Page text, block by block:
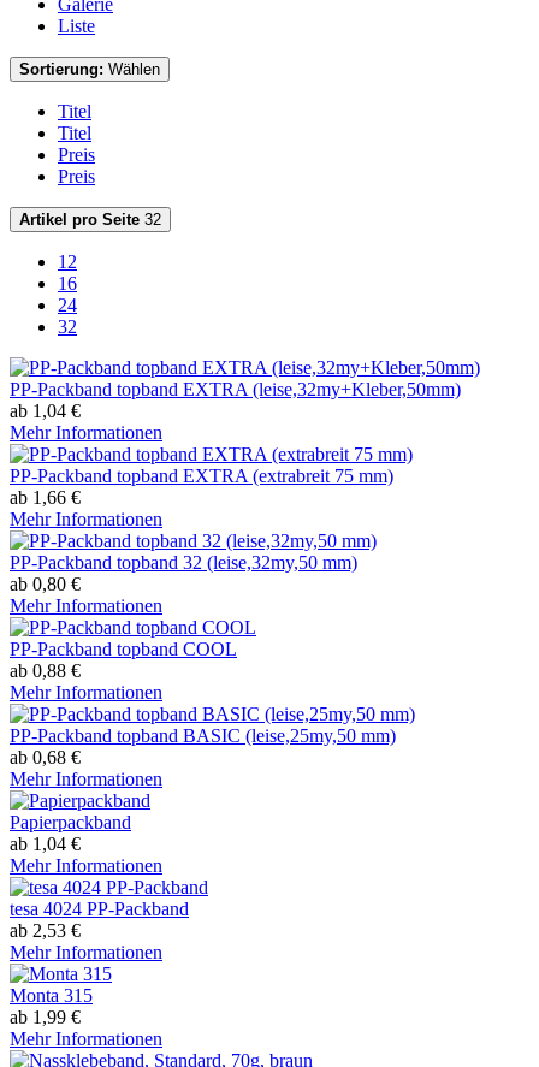
Liste
Sortierung: Wählen
Titel
Titel
Preis
Preis
Artikel pro Seite 32
12
16
24
32
PP-Packband topband EXTRA (leise,32my+Kleber,50mm)
ab 1,04 €
Mehr Informationen
PP-Packband topband EXTRA (extrabreit 75 mm)
ab 1,66 €
Mehr Informationen
PP-Packband topband 32 (leise,32my,50 mm)
ab 0,80 €
Mehr Informationen
PP-Packband topband COOL
ab 0,88 €
Mehr Informationen
PP-Packband topband BASIC (leise,25my,50 mm)
ab 0,68 €
Mehr Informationen
Papierpackband
ab 1,04 €
Mehr Informationen
tesa 4024 PP-Packband
ab 2,53 €
Mehr Informationen
Monta 315
ab 1,99 €
Mehr Informationen